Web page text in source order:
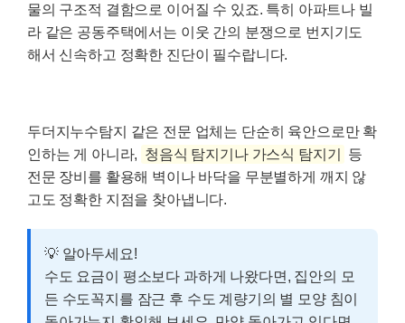
물의 구조적 결함으로 이어질 수 있죠. 특히 아파트나 빌
라 같은 공동주택에서는 이웃 간의 분쟁으로 번지기도
해서 신속하고 정확한 진단이 필수랍니다.
두더지누수탐지 같은 전문 업체는 단순히 육안으로만 확
인하는 게 아니라, 청음식 탐지기나 가스식 탐지기
등
전문 장비를 활용해 벽이나 바닥을 무분별하게 깨지 않
고도 정확한 지점을 찾아냅니다.
💡 알아두세요!
수도 요금이 평소보다 과하게 나왔다면, 집안의 모
든 수도꼭지를 잠근 후 수도 계량기의 별 모양 침이